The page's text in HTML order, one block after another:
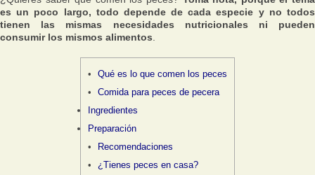
es un poco largo, todo depende de cada especie y no todos
tienen las mismas necesidades nutricionales ni pueden
consumir los mismos alimentos
Qué es lo que comen los peces
Comida para peces de pecera
Ingredientes
Preparación
Recomendaciones
¿Tienes peces en casa?